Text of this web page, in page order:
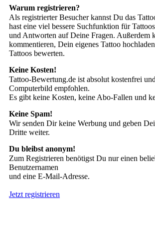
Warum registrieren?
Als registrierter Besucher kannst Du das
hast eine viel bessere Suchfunktion für
und Antworten auf Deine Fragen. Außerdem
kommentieren, Dein eigenes Tattoo
Tattoos bewerten.
Keine Kosten!
Tattoo-Bewertung.de ist absolut kostenfrei
Computerbild empfohlen.
Es gibt keine Kosten, keine Abo-Fallen und
Keine Spam!
Wir senden Dir keine Werbung und geben
Dritte weiter.
Du bleibst anonym!
Zum Registrieren benötigst Du nur einen
Benutzernamen
und eine E-Mail-Adresse.
Jetzt registrieren